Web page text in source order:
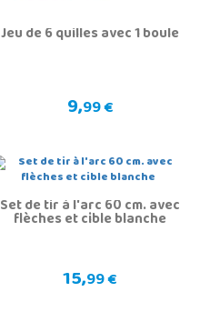
Jeu de 6 quilles avec 1 boule
9,99 €
Set de tir à l'arc 60 cm. avec
flèches et cible blanche
15,99 €